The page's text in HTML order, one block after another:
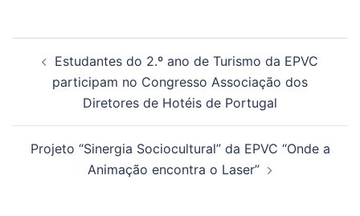
artigos
Estudantes do 2.º ano de Turismo da EPVC
participam no Congresso Associação dos
Diretores de Hotéis de Portugal
Projeto “Sinergia Sociocultural” da EPVC “Onde a
Animação encontra o Laser”